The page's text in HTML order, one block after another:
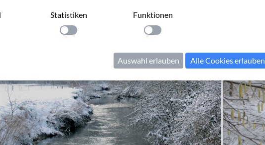
anwenden
Statistiken
Einstellung anwenden
Funktionen
Einstellung anwenden
Auswahl erlauben Alle Cookies erlauben